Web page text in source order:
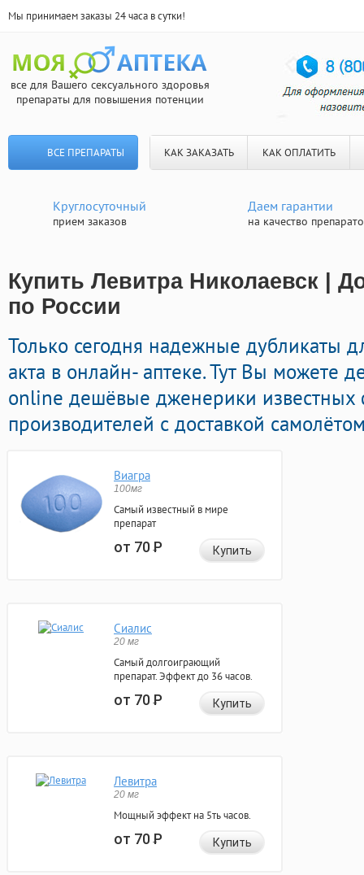
Мы принимаем заказы 24 часа в сутки!
все для Вашего сексуального здоровья
препараты для повышения потенции
ВСЕ ПРЕПАРАТЫ КАК ЗАКАЗАТЬ КАК ОПЛАТИТЬ
Круглосуточный
прием заказов
Даем гарантии
на качество
Купить Левитра Николаевск |
по России
Только сегодня надежные дубликаты
акта в онлайн- аптеке. Тут Вы можете
online дешёвые дженерики известных
производителей с доставкой
Виагра
100мг
Самый известный в мире
препарат
от 70Р Купить
Сиалис
20 мг
Самый долгоиграющий
препарат. Эффект до 36 часов.
от 70Р Купить
Левитра
20 мг
Мощный эффект на 5ть часов.
от 70Р Купить